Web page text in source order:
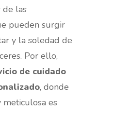
de las
pueden surgir
y la soledad de
Por ello,
de cuidado
, donde
meticulosa es